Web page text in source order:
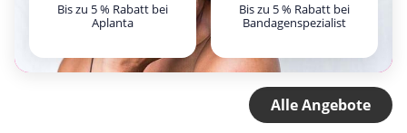
Bis zu 5 % Rabatt bei
Aplanta
Bis zu 5 % Rabatt bei
Bandagenspezialist
Alle Angebote